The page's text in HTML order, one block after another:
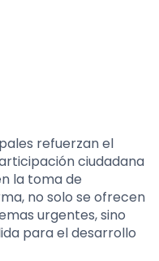
refuerzan el
ciudadana
la toma de
no solo se ofrecen
urgentes, sino
para el desarrollo